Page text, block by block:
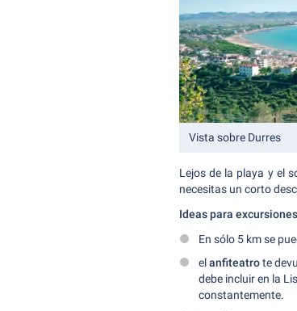
Vista sobre Durres
Lejos de la playa y el
necesitas un corto
Ideas para
En sólo 5 km se
elanfiteatrote
debe incluir en la
constantemente.